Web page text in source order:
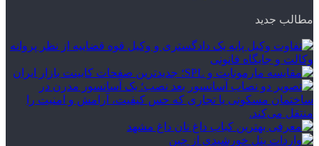
مطالب جدید